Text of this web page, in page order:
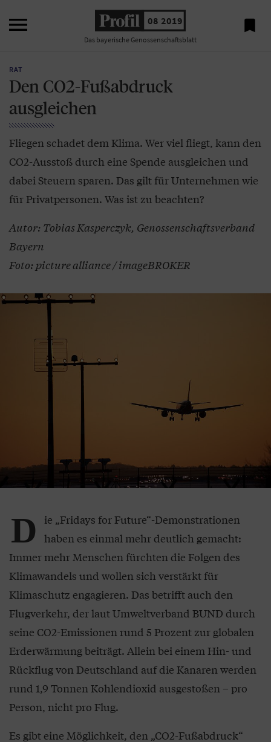
 08 2019
Das bayerische Genossenschaftsblatt

RAT
Den CO2-Fußabdruck
ausgleichen
Fliegen schadet dem Klima. Wer viel fliegt, kann den
CO2-Ausstoß durch eine Spende ausgleichen und
dabei Steuern sparen. Das gilt für Unternehmen wie
für Privatpersonen. Was ist zu beachten?
Autor: Tobias Kasperczyk, Genossenschaftsverband
Bayern
Foto: picture alliance / imageBROKER
D ie „Fridays for Future“-Demonstrationen
haben es einmal mehr deutlich gemacht:
Immer mehr Menschen fürchten die Folgen des
Klimawandels und wollen sich verstärkt für
Klimaschutz engagieren. Das betrifft auch den
Flugverkehr, der laut Umweltverband BUND durch
seine CO2-Emissionen rund 5 Prozent zur globalen
Erderwärmung beiträgt. Allein bei einem Hin- und
Rückflug von Deutschland auf die Kanaren werden
rund 1,9 Tonnen Kohlendioxid ausgestoßen – pro
Person, nicht pro Flug.
Es gibt eine Möglichkeit, den „CO2-Fußabdruck“